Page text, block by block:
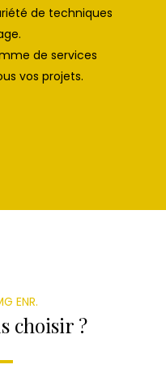
de techniques
de services
vos projets.
ENR.
choisir ?